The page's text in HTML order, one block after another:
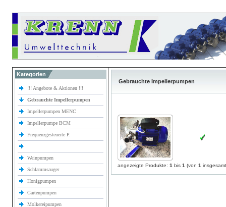
Kategorien
!!! Angebote & Aktionen !!!
Gebrauchte Impellerpumpen
Impellerpumpen MENC
Impellerpumpe BCM
Frequenzgesteuerte P.
Weinpumpen
Schlammsauger
Honigpumpen
Gartenpumpen
Molkereipumpen
Gebrauchte Impellerpumpen
angezeigte Produkte: 1 bis 1 (von 1